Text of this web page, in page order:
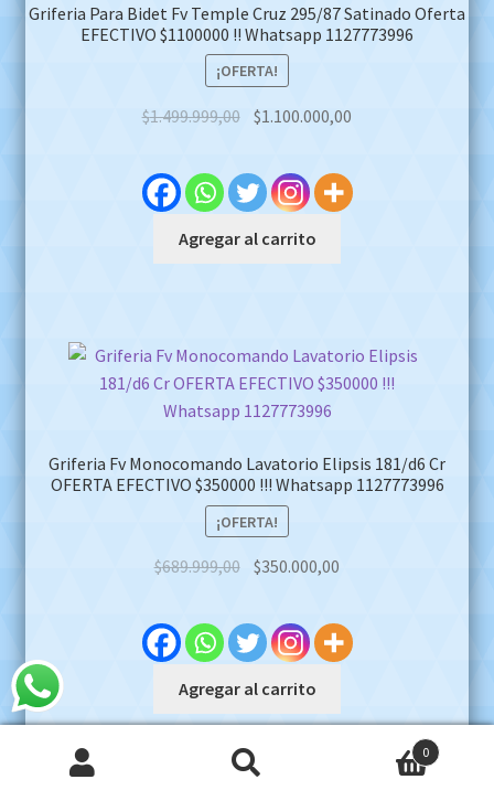
Griferia Para Bidet Fv Temple Cruz 295/87 Satinado Oferta
EFECTIVO $1100000 !! Whatsapp 1127773996
¡OFERTA!
$1.499.999,00 Original
was:
$1.499.999,00.
$1.100.000,00
$1.100.000,00.
Agregar al carrito
Griferia Fv Monocomando Lavatorio Elipsis 181/d6 Cr
OFERTA EFECTIVO $350000 !!! Whatsapp 1127773996
¡OFERTA!
$689.999,00 Original
was:
$689.999,00.
$350.000,00
is:
$350.000,00.
Agregar al carrito
0